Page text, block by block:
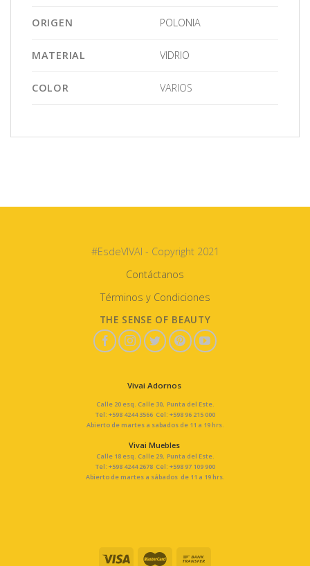
ORIGEN POLONIA
MATERIAL VIDRIO
COLOR VARIOS
#EsdeVIVAI - Copyright 2021
Contáctanos
Términos y Condiciones
THE SENSE OF BEAUTY
Vivai Adornos
Calle 20 esq. Calle 30, Punta del Este.
Tel: +598 4244 3566 Cel: +598 96 215 000
Abierto de martes a sabados de 11 a 19 hrs.
Vivai Muebles
Calle 18 esq. Calle 29, Punta del Este.
Tel: +598 4244 2678 Cel: +598 97 109 900
Abierto de martes a sábados de 11 a 19 hrs.